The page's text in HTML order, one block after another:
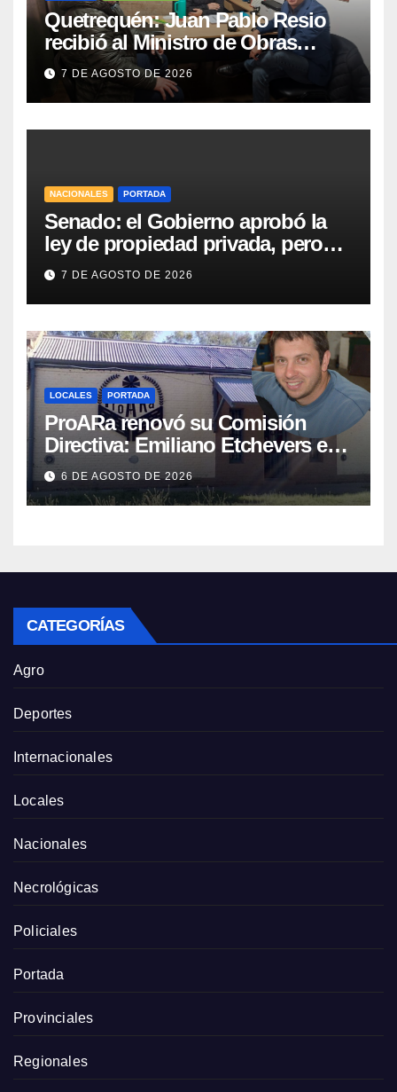
Quetrequén: Juan Pablo Resio
recibió al Ministro de Obras
Públicas y al Presidente de
Vialidad para recorrer la ruta a
Villa Huidobro
7 DE AGOSTO DE 2026
NACIONALES PORTADA
Senado: el Gobierno aprobó la
ley de propiedad privada, pero
tuvo que quitar otro capítulo
7 DE AGOSTO DE 2026
LOCALES PORTADA
ProARa renovó su Comisión
Directiva: Emiliano Etchevers es
el nuevo Presidente de la entidad
6 DE AGOSTO DE 2026
CATEGORÍAS
Agro
Deportes
Internacionales
Locales
Nacionales
Necrológicas
Policiales
Portada
Provinciales
Regionales